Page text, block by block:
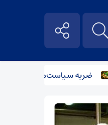
ضربه سیاست‌های